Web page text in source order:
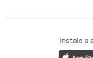
Instale a